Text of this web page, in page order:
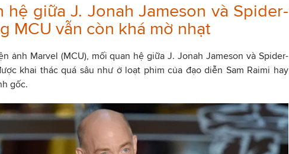
hệ giữa J. Jonah Jameson và Spider-
MCU vẫn còn khá mờ nhạt
ảnh Marvel (MCU), mối quan hệ giữa J. Jonah Jameson và Spider-
khai thác quá sâu như ở loạt phim của đạo diễn Sam Raimi hay
gốc.